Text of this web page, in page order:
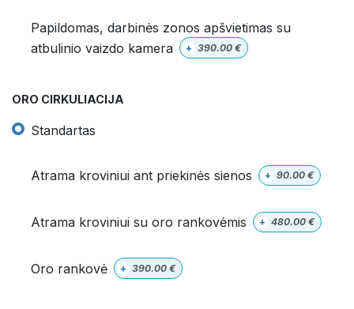
Papildomas, darbinės zonos apšvietimas su
atbulinio vaizdo kamera
+ 390.00 €
ORO CIRKULIACIJA
Standartas
Atrama kroviniui ant priekinės sienos + 90.00 €
Atrama kroviniui su oro rankovėmis + 480.00 €
Oro rankovė + 390.00 €